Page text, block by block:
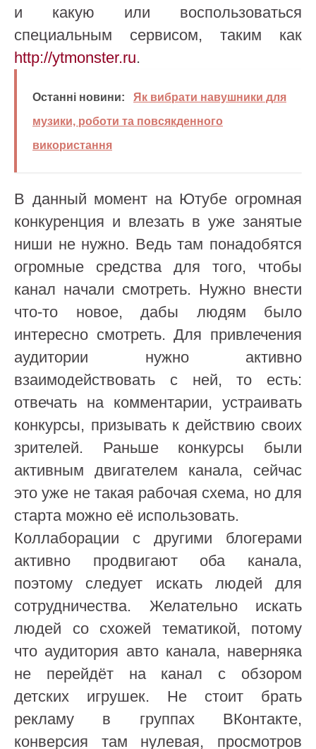
и какую или воспользоваться
специальным сервисом, таким как
http://ytmonster.ru.
Останні новини:
Як вибрати навушники для
музики, роботи та повсякденного
використання
В данный момент на Ютубе огромная
конкуренция и влезать в уже занятые
ниши не нужно. Ведь там понадобятся
огромные средства для того, чтобы
канал начали смотреть. Нужно внести
что-то новое, дабы людям было
интересно смотреть. Для привлечения
аудитории нужно активно
взаимодействовать с ней, то есть:
отвечать на комментарии, устраивать
конкурсы, призывать к действию своих
зрителей. Раньше конкурсы были
активным двигателем канала, сейчас
это уже не такая рабочая схема, но для
старта можно её использовать.
Коллаборации с другими блогерами
активно продвигают оба канала,
поэтому следует искать людей для
сотрудничества. Желательно искать
людей со схожей тематикой, потому
что аудитория авто канала, наверняка
не перейдёт на канал с обзором
детских игрушек. Не стоит брать
рекламу в группах ВКонтакте,
конверсия там нулевая, просмотров